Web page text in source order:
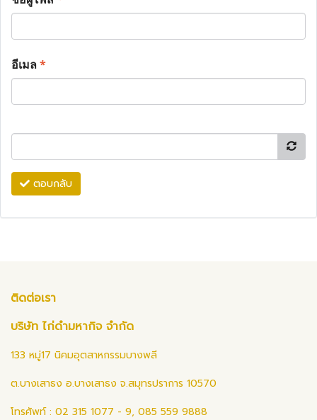
อีเมล*
ตอบกลับ
ติดต่อเรา
บริษัท ไก่ดำมหากิจ จำกัด
133 หมู่17 นิคมอุตสาหกรรมบางพลี
ต.บางเสาธง อ.บางเสาธง จ.สมุทรปราการ 10570
โทรศัพท์ : 02 315 1077 - 9, 085 559 9888